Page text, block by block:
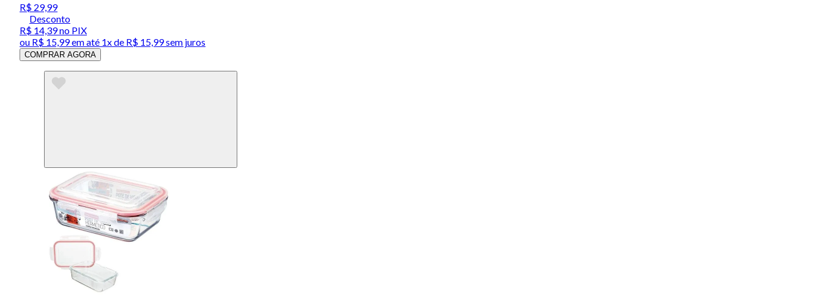
R$ 29,99
Desconto
R$ 14,39no PIX
ou R$ 15,99em até 1x de R$ 15,99sem juros
COMPRAR AGORA